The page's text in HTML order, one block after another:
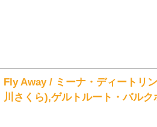
Fly Away / ミーナ・ディートリ
川さくら),ゲルトルート・バル